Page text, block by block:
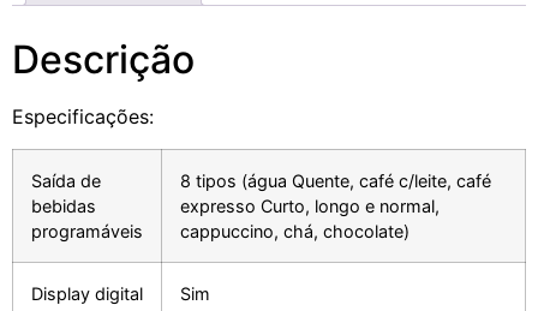
Descrição
Especificações:
Saída de
bebidas
programáveis
8 tipos (água Quente, café c/leite, café
expresso Curto, longo e normal,
cappuccino, chá, chocolate)
Display digital Sim